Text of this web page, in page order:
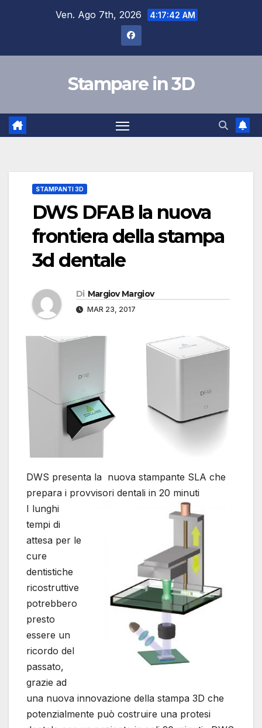
Ven. Ago 7th, 2026 4:17:43 AM
Stampare in 3D
STAMPANTI 3D
DWS DFAB la nuova
frontiera della stampa
3d dentale
Di Margiov Margiov
MAR 23, 2017
DWS presenta la nuova stampante SLA che
prepara i provvisori dentali in 20 minuti
I lunghi
tempi di
attesa per le
cure
dentistiche
ricostruttive
potrebbero
presto
essere un
ricordo del
passato,
grazie ad
una nuova innovazione della stampa 3D che
potenzialmente può costruire una protesi